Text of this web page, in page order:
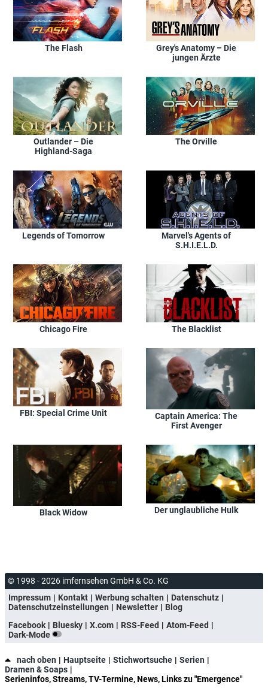
The Flash
Grey's Anatomy – Die
jungen Ärzte
Outlander – Die
Highland-Saga
The Orville
Legends of Tomorrow
Marvel's Agents of
S.H.I.E.L.D.
Chicago Fire The Blacklist
FBI: Special Crime Unit
Captain America: The
First Avenger
Black Widow Der unglaubliche Hulk
© 1998 - 2026 imfernsehen GmbH & Co. KG
Impressum
Kontakt Werbung schalten
Datenschutz
Datenschutzeinstellungen
Newsletter
Blog
Facebook
Bluesky X.com RSS-Feed
Atom-Feed
Dark-Mode
nach oben Hauptseite Stichwortsuche
Serien
Dramen & Soaps
Serieninfos, Streams, TV-Termine, News, Links zu "Emergence"